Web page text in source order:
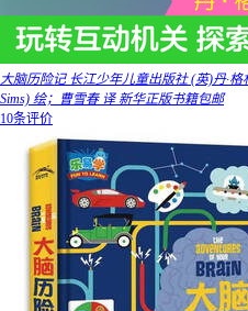
大脑历险记 长江少年儿童出版社 (英)丹·格
Sims) 绘；曹雪春 译 新华正版书籍包邮
10条评价